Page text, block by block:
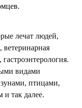
лечат людей,
видами
птицами,
так далее.